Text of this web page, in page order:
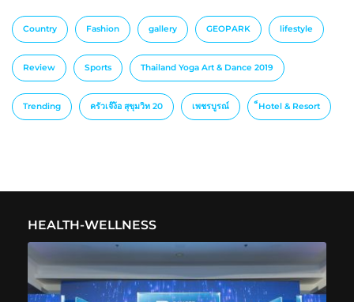
Country Fashion gallery GEOPARK lifestyle
Review Sports Thailand Yoga Art & Dance 2019
Trending ครัวเจ๊ง้อ สุขุมวิท 20 เพชรบูรณ์ ็Hotel & Resort
HEALTH-WELLNESS